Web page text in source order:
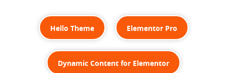
Hello Theme Elementor Pro
Dynamic Content for Elementor